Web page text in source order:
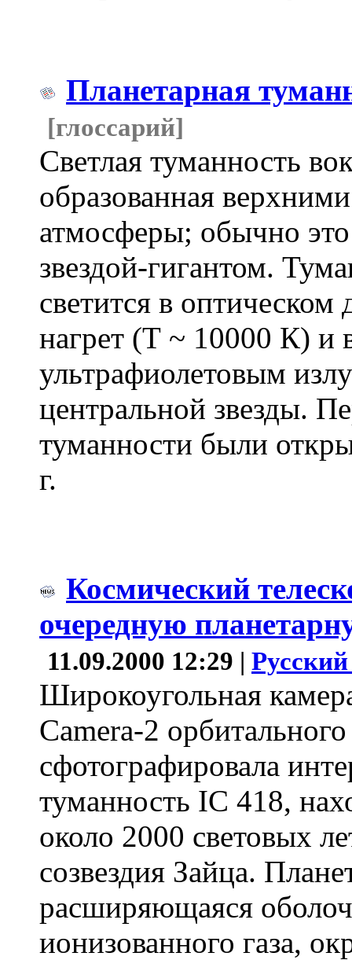
Планетарная
[глоссарий]
Светлая туманность
образованная
атмосферы; обычно
звездой-гигантом.
светится в оптическом
нагрет (Т ~ 10000 К) и
ультрафиолетовым
центральной звезды.
туманности были
г.
Космический
очередную
11.09.2000 12:29 |
Широкоугольная
Camera-2
сфотографировала
туманность IC 418,
около 2000 световых
созвездия Зайца.
расширяющаяся
ионизованного газа,